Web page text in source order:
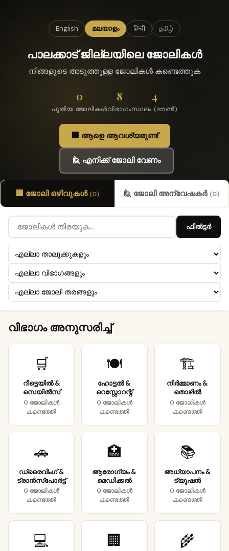
English മലയാളം हिन्दी தமிழ்
പാലക്കാട് ജില്ലയിലെ ജോലികൾ
നിങ്ങളുടെ അടുത്തുള്ള ജോലികൾ കണ്ടെത്തുക
0
പുതിയ ജോലികൾ
8
വിഭാഗം
4
സ്ഥലം (ടൗൺ)
🏢 ആളെ ആവശ്യമുണ്ട്
🙋 എനിക്ക് ജോലി വേണം
🏢 ജോലി ഒഴിവുകൾ (0) 🙋 ജോലി അന്വേഷകർ (0)
ഫിൽട്ടർ
വിഭാഗം അനുസരിച്ച്
🛒
റീട്ടെയിൽ &
സെയിൽസ്
0 ജോലികൾ
കണ്ടെത്തി
🍽️
ഹോട്ടൽ &
റെസ്റ്റോറന്റ്
0 ജോലികൾ
കണ്ടെത്തി
🏗️
നിർമ്മാണം &
തൊഴിൽ
0 ജോലികൾ
കണ്ടെത്തി
🚗
ഡ്രൈവിംഗ് &
ട്രാൻസ്‌പോർട്ട്
0 ജോലികൾ
കണ്ടെത്തി
🏥
ആരോഗ്യം &
മെഡിക്കൽ
0 ജോലികൾ
കണ്ടെത്തി
📚
അധ്യാപനം &
ട്യൂഷൻ
0 ജോലികൾ
കണ്ടെത്തി
💻 🏢 🌾